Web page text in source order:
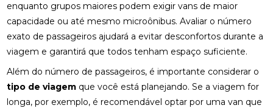
enquanto grupos maiores podem exigir vans de maior
capacidade ou até mesmo microônibus. Avaliar o número
exato de passageiros ajudará a evitar desconfortos durante a
viagem e garantirá que todos tenham espaço suficiente.
Além do número de passageiros, é importante considerar o
tipo de viagem que você está planejando. Se a viagem for
longa, por exemplo, é recomendável optar por uma van que